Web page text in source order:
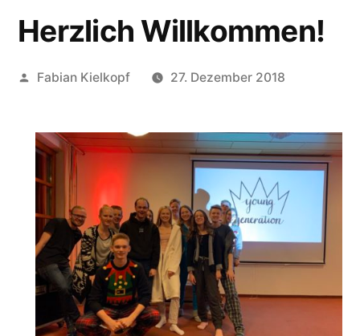
Herzlich Willkommen!
Veröffentlicht
Fabian Kielkopf 27. Dezember 2018